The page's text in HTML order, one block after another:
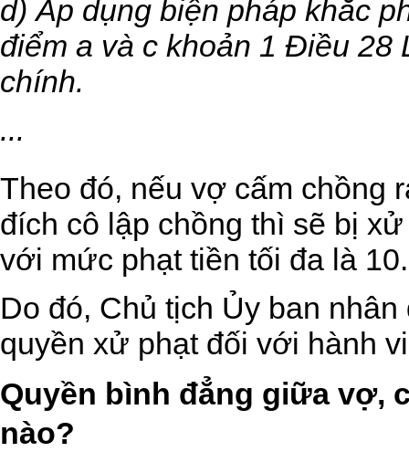
d) Áp dụng biện pháp khắc
điểm a và c khoản 1 Điều 28
chính.
...
Theo đó, nếu vợ cấm chồng
đích cô lập chồng thì sẽ bị
với mức phạt tiền tối đa là
Do đó, Chủ tịch Ủy ban
quyền xử phạt đối với hành
Quyền bình đẳng giữa vợ,
nào?